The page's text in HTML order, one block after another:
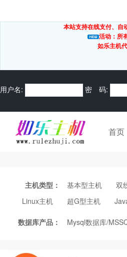
本站支持在线支付、自
活动：所
如乐主机
用户名: 密 码:
首页
主机类型： 基本型主机 双
Linux主机
超G型主机
数据库产品： Mysql数据库/